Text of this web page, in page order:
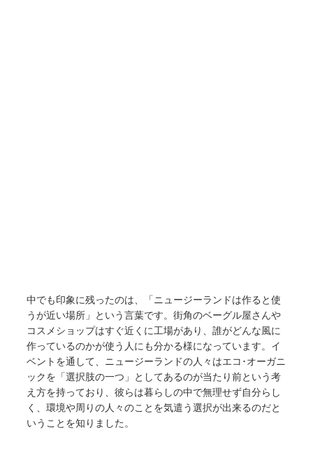
中でも印象に残ったのは、「ニュージーランドは作ると使
うが近い場所」という言葉です。街角のベーグル屋さんや
コスメショップはすぐ近くに工場があり、誰がどんな風に
作っているのかが使う人にも分かる様になっています。イ
ベントを通して、ニュージーランドの人々はエコ･オーガニ
ックを「選択肢の一つ」としてあるのが当たり前という考
え方を持っており、彼らは暮らしの中で無理せず自分らし
く、環境や周りの人々のことを気遣う選択が出来るのだと
いうことを知りました。